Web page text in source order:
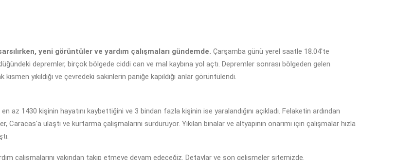
yeni görüntüler ve yardım çalışmaları gündemde. Çarşamba günü yerel saatle 18.04'te
depremler, birçok bölgede ciddi can ve mal kaybına yol açtı. Depremler sonrası bölgeden gelen
yıkıldığı ve çevredeki sakinlerin paniğe kapıldığı anlar görüntülendi.
az 1430 kişinin hayatını kaybettiğini ve 3 bindan fazla kişinin ise yaralandığını açıkladı. Felaketin ardından
ulaştı ve kurtarma çalışmalarını sürdürüyor. Yıkılan binalar ve altyapının onarımı için çalışmalar hızla
çalışmalarını yakından takip etmeye devam edeceğiz. Detaylar ve son gelişmeler sitemizde.